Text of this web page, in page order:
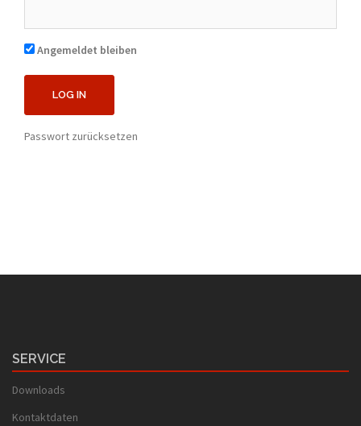
Angemeldet bleiben
Passwort zurücksetzen
SERVICE
Downloads
Kontaktdaten